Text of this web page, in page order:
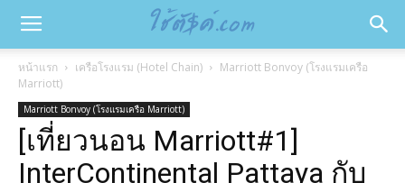
หน้าแรก เครือโรงแรม (Hotel Chain)
Marriott Bonvoy (โรงแรมเครือ
Marriott)
Marriott Bonvoy (โรงแรมเครือ Marriott)
[เที่ยวนอน Marriott#1]
InterContinental Pattaya กับ